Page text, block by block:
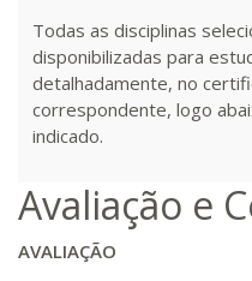
340 H 43dias
360 H dias 120
Todas as disciplinas
disponibilizadas para
detalhadamente, no
correspondente, logo
indicado.
Avaliação e
AVALIAÇÃO